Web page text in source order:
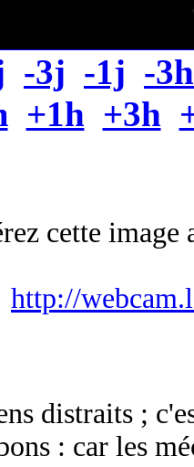
-3j -1j -3h
+1h +3h
cette
http://
distraits ;
: car les